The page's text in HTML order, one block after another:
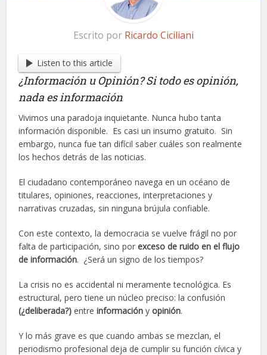
Escrito por Ricardo Ciciliani
Listen to this article
¿Información u Opinión? Si todo es opinión,
nada es información
Vivimos una paradoja inquietante. Nunca hubo tanta
información disponible. Es casi un insumo gratuito. Sin
embargo, nunca fue tan difícil saber cuáles son realmente
los hechos detrás de las noticias.
El ciudadano contemporáneo navega en un océano de
titulares, opiniones, reacciones, interpretaciones y
narrativas cruzadas, sin ninguna brújula confiable.
Con este contexto, la democracia se vuelve frágil no por
falta de participación, sino porexceso de ruido en el flujo
de información. ¿Será un signo de los tiempos?
La crisis no es accidental ni meramente tecnológica. Es
estructural, pero tiene un núcleo preciso: la confusión
(¿deliberada?) entreinformación yopinión.
Y lo más grave es que cuando ambas se mezclan, el
periodismo profesional deja de cumplir su función cívica y